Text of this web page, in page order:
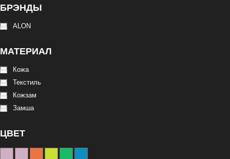
БРЭНДЫ
ALON
МАТЕРИАЛ
Кожа
Текстиль
Кожзам
Замша
ЦВЕТ